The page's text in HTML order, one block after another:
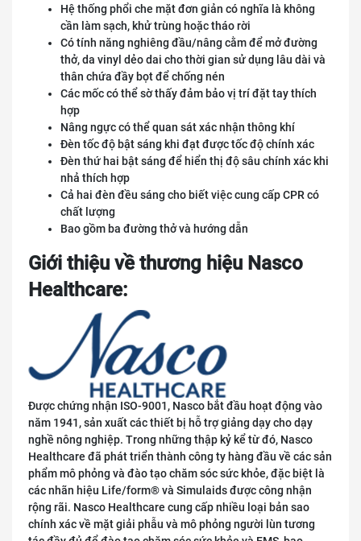
Hệ thống phổi che mặt đơn giản có nghĩa là không
cần làm sạch, khử trùng hoặc tháo rời
Có tính năng nghiêng đầu/nâng cằm để mở đường
thở, da vinyl dẻo dai cho thời gian sử dụng lâu dài và
thân chứa đầy bọt để chống nén
Các mốc có thể sờ thấy đảm bảo vị trí đặt tay thích
hợp
Nâng ngực có thể quan sát xác nhận thông khí
Đèn tốc độ bật sáng khi đạt được tốc độ chính xác
Đèn thứ hai bật sáng để hiển thị độ sâu chính xác khi
nhả thích hợp
Cả hai đèn đều sáng cho biết việc cung cấp CPR có
chất lượng
Bao gồm ba đường thở và hướng dẫn
Giới thiệu về thương hiệu Nasco
Healthcare:
Được chứng nhận ISO-9001, Nasco bắt đầu hoạt động vào
năm 1941, sản xuất các thiết bị hỗ trợ giảng dạy cho dạy
nghề nông nghiệp. Trong những thập kỷ kể từ đó, Nasco
Healthcare đã phát triển thành công ty hàng đầu về các sản
phẩm mô phỏng và đào tạo chăm sóc sức khỏe, đặc biệt là
các nhãn hiệu Life/form® và Simulaids được công nhận
rộng rãi. Nasco Healthcare cung cấp nhiều loại bản sao
chính xác về mặt giải phẫu và mô phỏng người lùn tương